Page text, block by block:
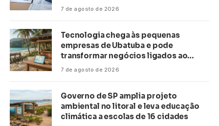
7 de agosto de 2026
Tecnologia chega às pequenas
empresas de Ubatuba e pode
transformar negócios ligados ao
turismo no litoral
7 de agosto de 2026
Governo de SP amplia projeto
ambiental no litoral e leva educação
climática a escolas de 16 cidades